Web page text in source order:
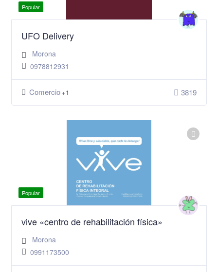
Popular
UFO Delivery
Morona
0978812931
Comercio +1 3819
Popular
vive «centro de rehabilitación física»
Morona
0991173500